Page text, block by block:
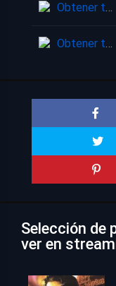
Obtener torrent
Obtener torrent
Selección de
ver en